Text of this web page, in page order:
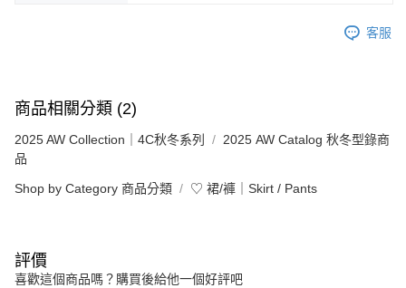
客服
商品相關分類 (2)
2025 AW Collection｜4C秋冬系列
2025 AW Catalog 秋冬型錄商
品
Shop by Category 商品分類 ♡ 裙/褲｜Skirt / Pants
評價
喜歡這個商品嗎？購買後給他一個好評吧